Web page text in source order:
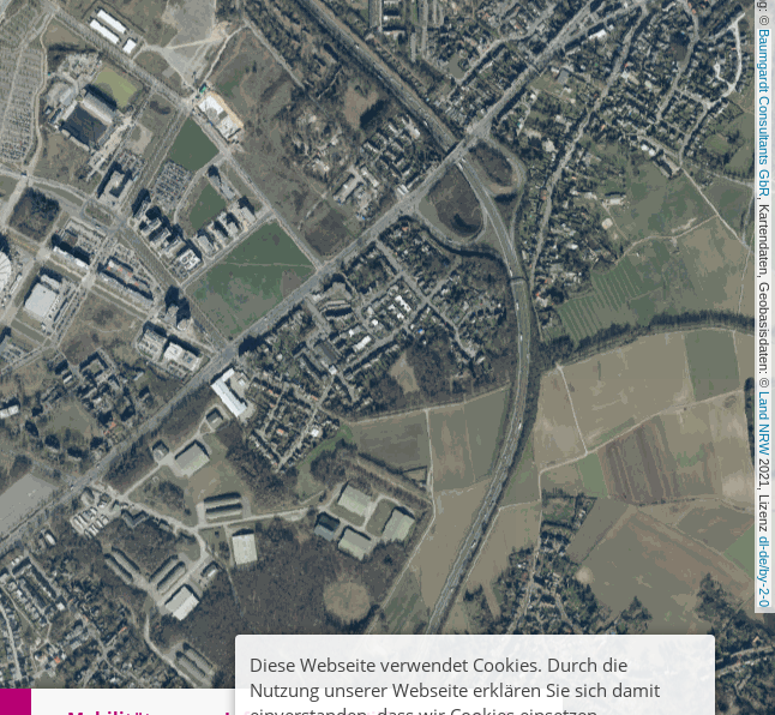
Baumgardt Consultants GbR
, Kartendaten, Geobasisdaten: ©
Land NRW
2021, Lizenz
dl-de/by-2-0
Diese Webseite verwendet Cookies. Durch die
Nutzung unserer Webseite erklären Sie sich damit